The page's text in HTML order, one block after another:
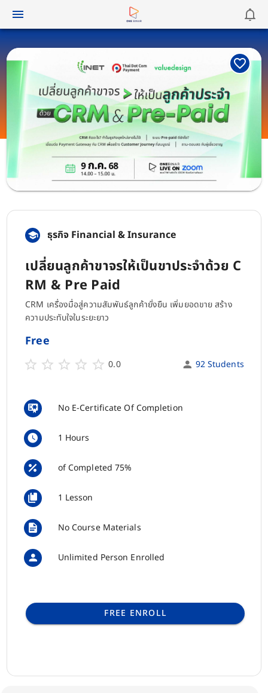
ธุรกิจ Financial & Insurance
เปลี่ยนลูกค้าขาจรให้เป็นขาประจำด้วย C
RM & Pre Paid
CRM เครื่องมื่อสู่ความสัมพันธ์ลูกค้ายั่งยืน เพิ่มยอดขาย สร้าง
ความประทับใจในระยะยาว
Free
0.0 92 Students
No E-Certificate Of Completion
1 Hours
of Completed 75%
1 Lesson
No Course Materials
Unlimited Person Enrolled
FREE ENROLL